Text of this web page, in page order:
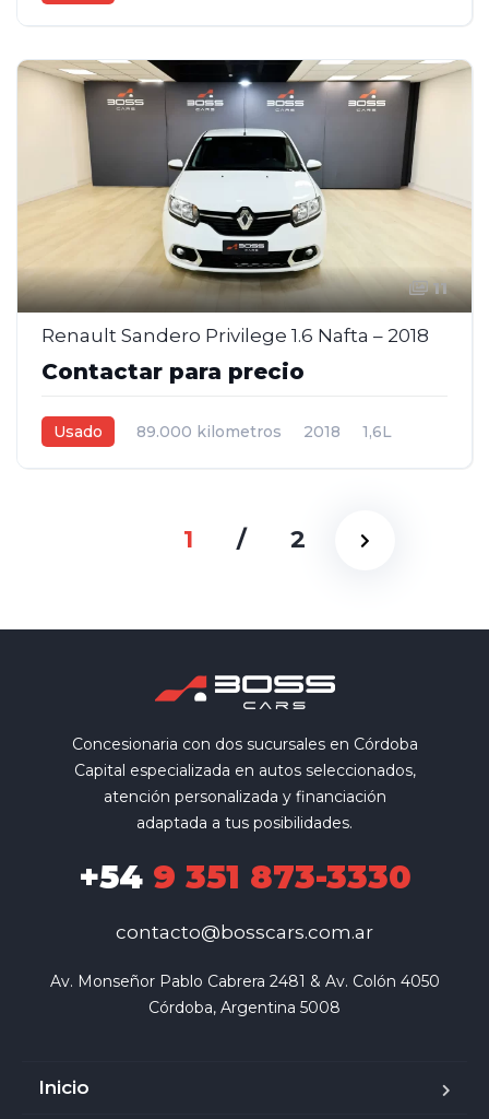
11
Renault Sandero Privilege 1.6 Nafta – 2018
Contactar para precio
Usado 89.000 kilometros 2018
1,6L
1 / 2
Concesionaria con dos sucursales en Córdoba
Capital especializada en autos seleccionados,
atención personalizada y financiación
adaptada a tus posibilidades.
+549 351 873-3330
contacto@bosscars.com.ar
Av. Monseñor Pablo Cabrera 2481 & Av. Colón 4050
Córdoba, Argentina 5008
Inicio